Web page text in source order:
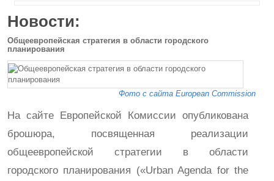
Новости:
Общеевропейская стратегия в области городского
планирования
Фото с сайта European Commission
На сайте Европейской Комиссии опубликована
брошюра, посвященная реализации
общеевропейской стратегии в области
городского планирования («Urban Agenda for the